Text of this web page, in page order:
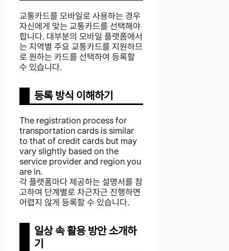
교통카드를 모바일로 사용하는 경우
자신에게 맞는 교통카드를 선택해야
합니다. 대부분의 모바일 플랫폼에서
는 지역별 주요 교통카드를 지원하므
로 원하는 카드를 선택하여 등록할
수 있습니다.
등록 방식 이해하기
The registration process for
transportation cards is similar
to that of credit cards but may
vary slightly based on the
service provider and region you
are in.
각 플랫폼마다 제공하는 설명서를 참
고하여 단계별로 차근차근 진행하면
어렵지 않게 등록할 수 있습니다.
일상 속 활용 방안 소개하
기